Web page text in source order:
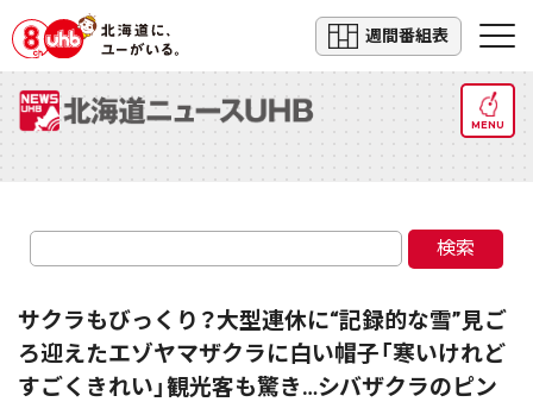
週間番組表
MENU
検索
サクラもびっくり？大型連休に“記録的な雪”見ご
ろ迎えたエゾヤマザクラに白い帽子「寒いけれど
すごくきれい」観光客も驚き…シバザクラのピン